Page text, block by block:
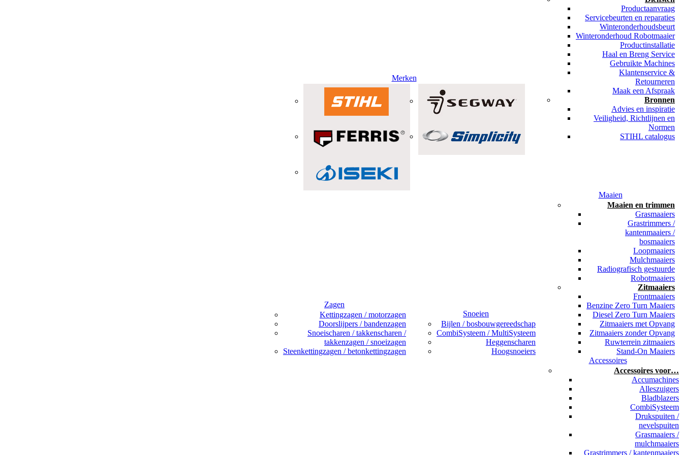
Merken
Productaanvraag
Servicebeurten en reparaties
Winteronderhoudsbeurt
Winteronderhoud Robotmaaier
Productinstallatie
Haal en Breng Service
Gebruikte Machines
Klantenservice &
Retourneren
Maak een Afspraak
Bronnen
Advies en inspiratie
Veiligheid, Richtlijnen en
Normen
STIHL catalogus
Zagen
Kettingzagen / motorzagen
Doorslijpers / bandenzagen
Snoeischaren / takkenscharen /
takkenzagen / snoeizagen
Steenkettingzagen / betonkettingzagen
Snoeien
Bijlen / bosbouwgereedschap
CombiSysteem / MultiSysteem
Heggenscharen
Hoogsnoeiers
Maaien
Maaien en trimmen
Grasmaaiers
Grastrimmers /
kantenmaaiers /
bosmaaiers
Loopmaaiers
Mulchmaaiers
Radiografisch gestuurde
Robotmaaiers
Zitmaaiers
Frontmaaiers
Benzine Zero Turn Maaiers
Diesel Zero Turn Maaiers
Zitmaaiers met Opvang
Zitmaaiers zonder Opvang
Ruwterrein zitmaaiers
Stand-On Maaiers
Accessoires
Accessoires voor…
Accumachines
Alleszuigers
Bladblazers
CombiSysteem
Drukspuiten /
nevelspuiten
Grasmaaiers /
mulchmaaiers
Grastrimmers / kantenmaaiers